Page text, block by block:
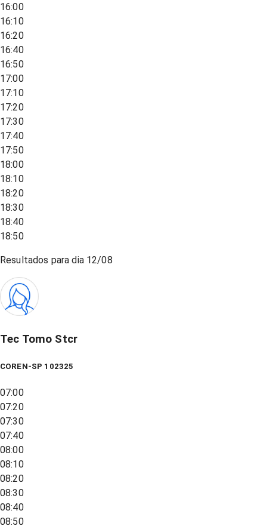
16:00
16:10
16:20
16:40
16:50
17:00
17:10
17:20
17:30
17:40
17:50
18:00
18:10
18:20
18:30
18:40
18:50
Resultados para dia 12/08
Tec Tomo Stcr
COREN-SP 102325
07:00
07:20
07:30
07:40
08:00
08:10
08:20
08:30
08:40
08:50